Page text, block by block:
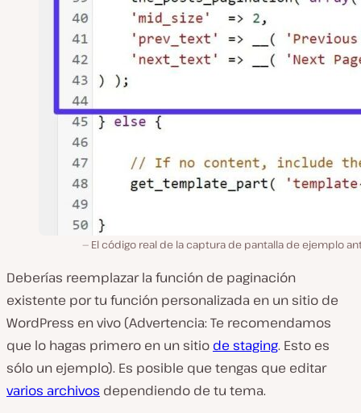
El código real de la captura de pantalla de ejemplo
Deberías reemplazar la función de paginación
existente por tu función personalizada en un sitio de
WordPress en vivo (Advertencia: Te recomendamos
que lo hagas primero en un sitio de staging. Esto es
sólo un ejemplo). Es posible que tengas que editar
varios archivos dependiendo de tu tema.